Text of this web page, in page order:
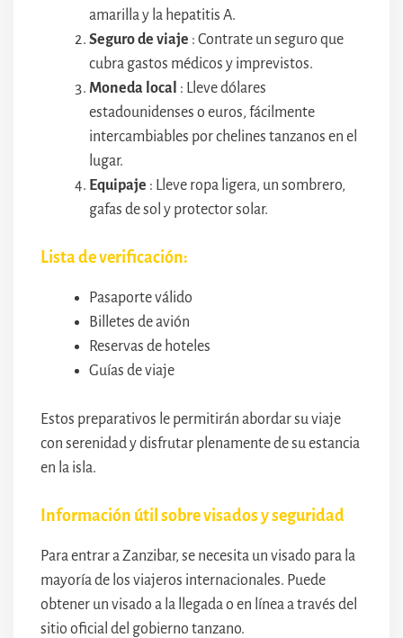
amarilla y la hepatitis A.
Seguro de viaje : Contrate un seguro que
cubra gastos médicos y imprevistos.
Moneda local : Lleve dólares
estadounidenses o euros, fácilmente
intercambiables por chelines tanzanos en el
lugar.
Equipaje : Lleve ropa ligera, un sombrero,
gafas de sol y protector solar.
Lista de verificación:
Pasaporte válido
Billetes de avión
Reservas de hoteles
Guías de viaje
Estos preparativos le permitirán abordar su viaje
con serenidad y disfrutar plenamente de su estancia
en la isla.
Información útil sobre visados y seguridad
Para entrar a Zanzibar, se necesita un visado para la
mayoría de los viajeros internacionales. Puede
obtener un visado a la llegada o en línea a través del
sitio oficial del gobierno tanzano.